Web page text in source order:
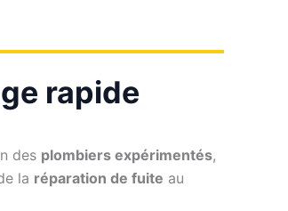
rapide
des plombiers expérimentés,
la réparation de fuite au